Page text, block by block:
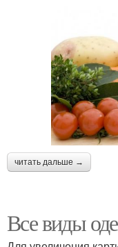
читать дальше →
Все виды